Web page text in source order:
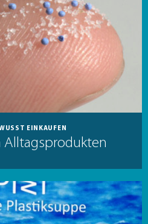
EINKAUFEN
Alltagsprodukten